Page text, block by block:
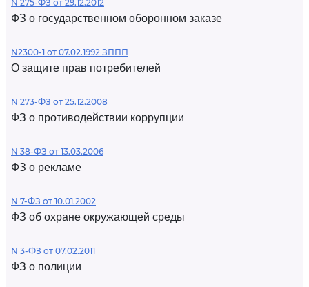
N 275-ФЗ от 29.12.2012
ФЗ о государственном оборонном заказе
N2300-1 от 07.02.1992 ЗППП
О защите прав потребителей
N 273-ФЗ от 25.12.2008
ФЗ о противодействии коррупции
N 38-ФЗ от 13.03.2006
ФЗ о рекламе
N 7-ФЗ от 10.01.2002
ФЗ об охране окружающей среды
N 3-ФЗ от 07.02.2011
ФЗ о полиции